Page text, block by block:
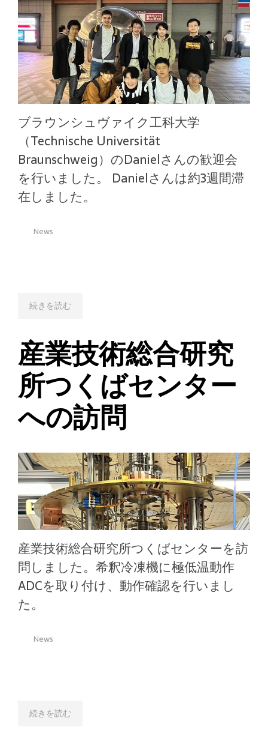
ブラウンシュヴァイク工科大学
（Technische Universität
Braunschweig）のDanielさんの歓迎会
を行いました。 Danielさんは約3週間滞
在しました。
News
続きを読む
産業技術総合研究
所つくばセンター
への訪問
産業技術総合研究所つくばセンターを訪
問しました。希釈冷凍機に極低温動作
ADCを取り付け、動作確認を行いまし
た。
News
続きを読む